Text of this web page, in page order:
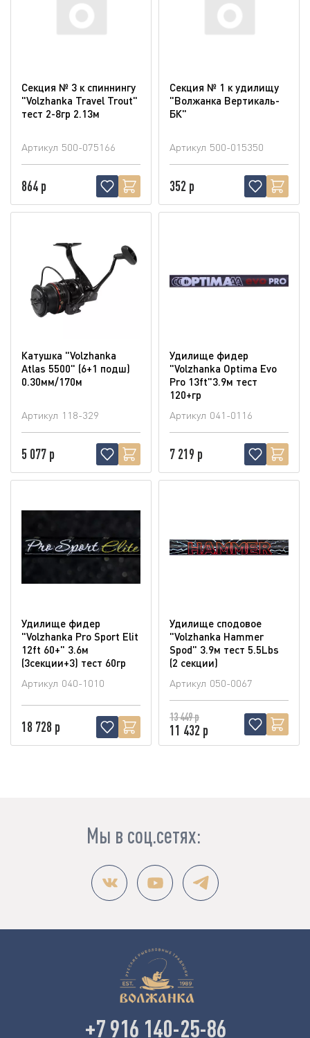
Секция № 3 к спиннингу
"Volzhanka Travel Trout"
тест 2-8гр 2.13м
Артикул 500-075166
864 р
Секция № 1 к удилищу
"Волжанка Вертикаль-
БК"
Артикул 500-015350
352 р
Катушка "Volzhanka
Atlas 5500" (6+1 подш)
0.30мм/170м
Артикул 118-329
5 077 р
Удилище фидер
"Volzhanka Optima Evo
Pro 13ft"3.9м тест
120+гр
Артикул 041-0116
7 219 р
Удилище фидер
"Volzhanka Pro Sport Elit
12ft 60+" 3.6м
(3секции+3) тест 60гр
Артикул 040-1010
18 728 р
Удилище сподовое
"Volzhanka Hammer
Spod" 3.9м тест 5.5Lbs
(2 секции)
Артикул 050-0067
13 449 р
11 432 р
Мы в соц.сетях:
+7 916 140-25-86